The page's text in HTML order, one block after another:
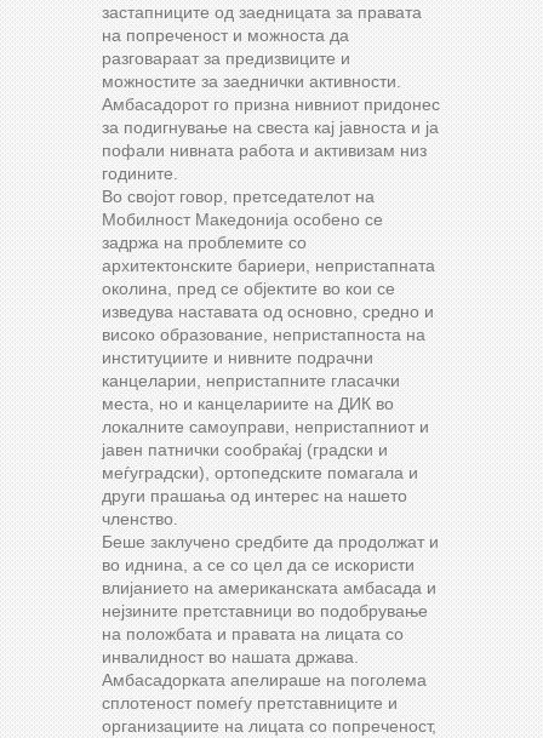
застапниците од заедницата за правата
на попреченост и можноста да
разговараат за предизвиците и
можностите за заеднички активности.
Амбасадорот го призна нивниот придонес
за подигнување на свеста кај јавноста и ја
пофали нивната работа и активизам низ
годините.
Во својот говор, претседателот на
Мобилност Македонија особено се
задржа на проблемите со
архитектонските бариери, непристапната
околина, пред се објектите во кои се
изведува наставата од основно, средно и
високо образование, непристапноста на
институциите и нивните подрачни
канцеларии, непристапните гласачки
места, но и канцелариите на ДИК во
локалните самоуправи, непристапниот и
јавен патнички сообраќај (градски и
меѓуградски), ортопедските помагала и
други прашања од интерес на нашето
членство.
Беше заклучено средбите да продолжат и
во иднина, а се со цел да се искористи
влијанието на американската амбасада и
нејзините претставници во подобрување
на положбата и правата на лицата со
инвалидност во нашата држава.
Амбасадорката апелираше на поголема
сплотеност помеѓу претставниците и
организациите на лицата со попреченост,